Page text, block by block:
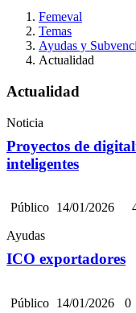
Femeval
Temas
Ayudas y
Actualidad
Actualidad
Noticia
Proyectos de
inteligentes
Público 14/01/2026
Ayudas
ICO exportadores
Público 14/01/2026 0